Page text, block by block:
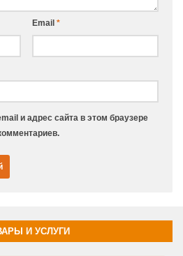
Email *
и адрес сайта в этом браузере
И УСЛУГИ